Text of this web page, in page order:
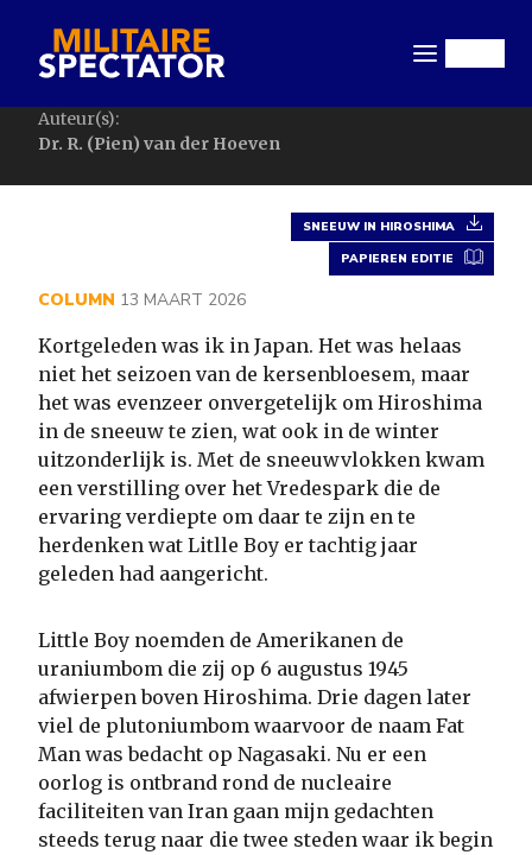
naar
inhoud
gaan
Auteur(s):
Dr. R. (Pien) van der Hoeven
SNEEUW IN HIROSHIMA
PAPIEREN EDITIE
COLUMN 13 MAART 2026
Kortgeleden was ik in Japan. Het was helaas
niet het seizoen van de kersenbloesem, maar
het was evenzeer onvergetelijk om Hiroshima
in de sneeuw te zien, wat ook in de winter
uitzonderlijk is. Met de sneeuwvlokken kwam
een verstilling over het Vredespark die de
ervaring verdiepte om daar te zijn en te
herdenken wat Litlle Boy er tachtig jaar
geleden had aangericht.
Little Boy noemden de Amerikanen de
uraniumbom die zij op 6 augustus 1945
afwierpen boven Hiroshima. Drie dagen later
viel de plutoniumbom waarvoor de naam Fat
Man was bedacht op Nagasaki. Nu er een
oorlog is ontbrand rond de nucleaire
faciliteiten van Iran gaan mijn gedachten
steeds terug naar die twee steden waar ik begin